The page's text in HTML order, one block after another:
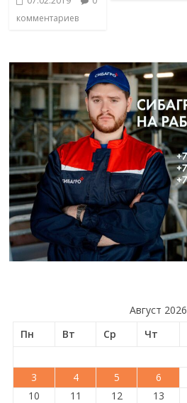
комментариев
Август 2026
Пн
Вт Ср Чт
3
4 5 6
10
11 12 13